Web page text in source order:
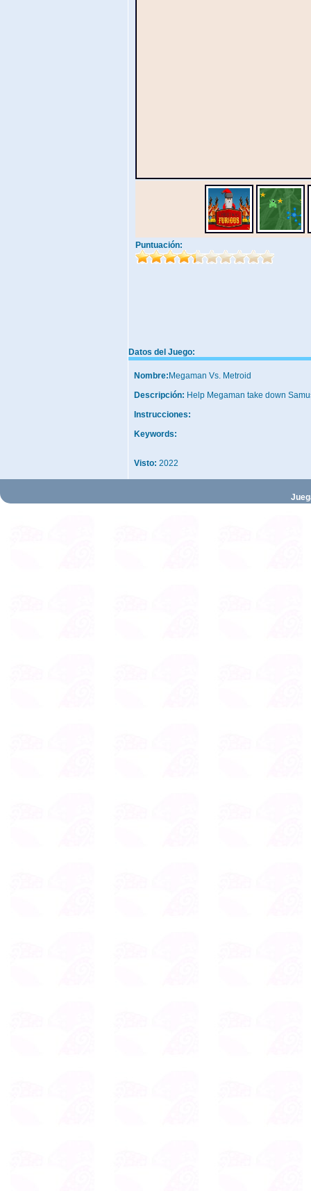
Puntuación:
Datos del Juego:
Nombre: Megaman Vs. Metroid
Descripción: Help Megaman take down
Instrucciones:
Keywords:
Visto: 2022